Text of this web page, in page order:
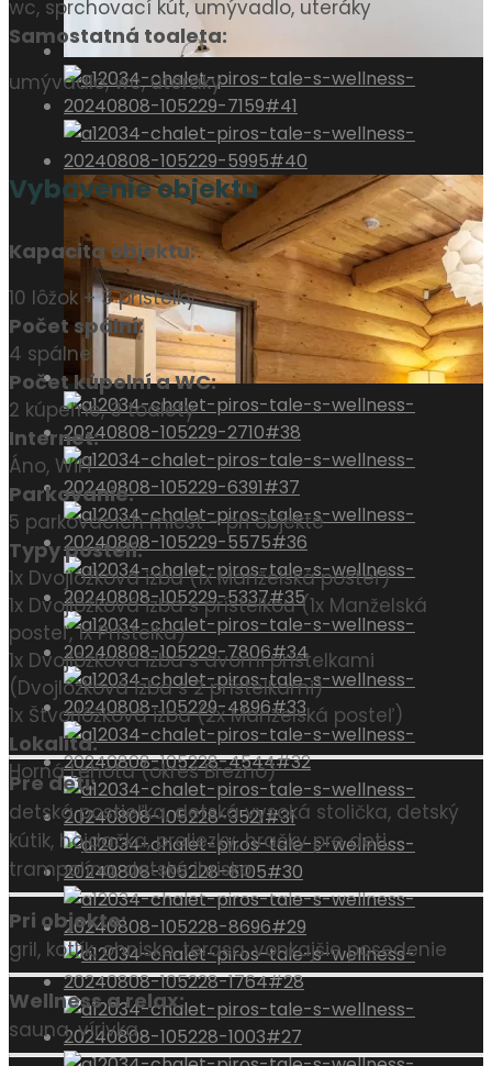
wc, sprchovací kút, umývadlo, uteráky
Samostatná toaleta:
umývadlo, wc, uteráky
Vybavenie objektu
Kapacita objektu:
10 lôžok + 3 prístelky
Počet spální:
4 spálne
Počet kúpelní a WC:
2 kúpeľne, 3 toalety
Internet:
Áno, WiFi
Parkovanie:
5 parkovacích miest – pri objekte
Typy postelí:
1x Dvojlôžková izba (1x Manželská posteľ)
1x Dvojlôžková izba s prístelkou (1x Manželská
posteľ, 1x Prístelka)
1x Dvojlôžková izba s dvomi prístelkami
(Dvojlôžková izba s 2 prístelkami)
1x Štvorlôžková izba (2x Manželská posteľ)
Lokalita:
Horná Lehota (okres Brezno)
Pre deti:
detská postieľka, detská vysoká stolička, detský
kútik, hojdačka, preliezky, hračky pre deti,
trampolína, detské ihrisko
Pri objekte:
gril, kotlík, ohnisko, terasa, vonkajšie posedenie
Wellness a relax:
sauna, vírivka